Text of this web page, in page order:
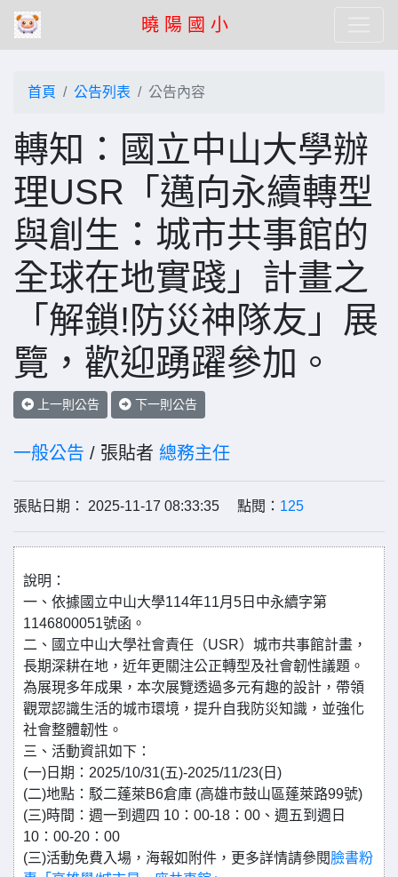
曉 陽 國 小
首頁 公告列表 公告內容
轉知：國立中山大學辦
理USR「邁向永續轉型
與創生：城市共事館的
全球在地實踐」計畫之
「解鎖!防災神隊友」展
覽，歡迎踴躍參加。
上一則公告 下一則公告
一般公告 / 張貼者 總務主任
張貼日期： 2025-11-17 08:33:35 點閱： 125
說明：
一、依據國立中山大學114年11月5日中永續字第
1146800051號函。
二、國立中山大學社會責任（USR）城市共事館計畫，
長期深耕在地，近年更關注公正轉型及社會韌性議題。
為展現多年成果，本次展覽透過多元有趣的設計，帶領
觀眾認識生活的城市環境，提升自我防災知識，並強化
社會整體韌性。
三、活動資訊如下：
(一)日期：2025/10/31(五)-2025/11/23(日)
(二)地點：駁二蓬萊B6倉庫 (高雄市鼓山區蓬萊路99號)
(三)時間：週一到週四 10：00-18：00、週五到週日
10：00-20：00
(三)活動免費入場，海報如附件，更多詳情請參閱臉書粉